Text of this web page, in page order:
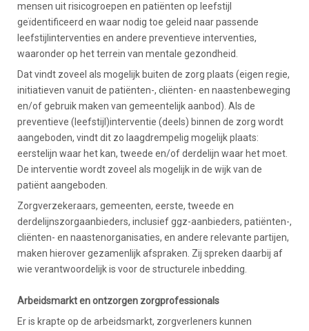
mensen uit risicogroepen en patiënten op leefstijl
geïdentificeerd en waar nodig toe geleid naar passende
leefstijlinterventies en andere preventieve interventies,
waaronder op het terrein van mentale gezondheid.
Dat vindt zoveel als mogelijk buiten de zorg plaats (eigen regie,
initiatieven vanuit de patiënten-, cliënten- en naastenbeweging
en/of gebruik maken van gemeentelijk aanbod). Als de
preventieve (leefstijl)interventie (deels) binnen de zorg wordt
aangeboden, vindt dit zo laagdrempelig mogelijk plaats:
eerstelijn waar het kan, tweede en/of derdelijn waar het moet.
De interventie wordt zoveel als mogelijk in de wijk van de
patiënt aangeboden.
Zorgverzekeraars, gemeenten, eerste, tweede en
derdelijnszorgaanbieders, inclusief ggz-aanbieders, patiënten-,
cliënten- en naastenorganisaties, en andere relevante partijen,
maken hierover gezamenlijk afspraken. Zij spreken daarbij af
wie verantwoordelijk is voor de structurele inbedding.
Arbeidsmarkt en ontzorgen zorgprofessionals
Er is krapte op de arbeidsmarkt, zorgverleners kunnen